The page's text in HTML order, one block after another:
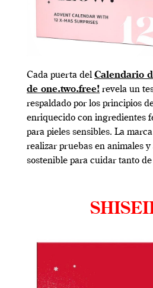
Cada puerta del Calendario
de one.two.free! revela un
respaldado por los principios
enriquecido con ingredientes
para pieles sensibles. La
realizar pruebas en animales
sostenible para cuidar tanto